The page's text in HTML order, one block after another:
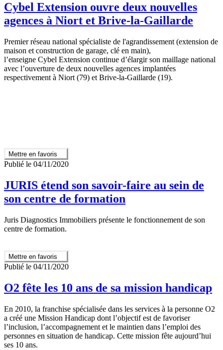
Cybel Extension ouvre deux nouvelles
agences à Niort et Brive-la-Gaillarde
Premier réseau national spécialiste de l'agrandissement (extension de
maison et construction de garage, clé en main),
l’enseigne Cybel Extension continue d’élargir son maillage national
avec l’ouverture de deux nouvelles agences implantées
respectivement à Niort (79) et Brive-la-Gaillarde (19).
Mettre en favoris
Publié le 04/11/2020
JURIS étend son savoir-faire au sein de
son centre de formation
Juris Diagnostics Immobiliers présente le fonctionnement de son
centre de formation.
Mettre en favoris
Publié le 04/11/2020
O2 fête les 10 ans de sa mission handicap
En 2010, la franchise spécialisée dans les services à la personne O2
a créé une Mission Handicap dont l’objectif est de favoriser
l’inclusion, l’accompagnement et le maintien dans l’emploi des
personnes en situation de handicap. Cette mission fête aujourd’hui
ses 10 ans.